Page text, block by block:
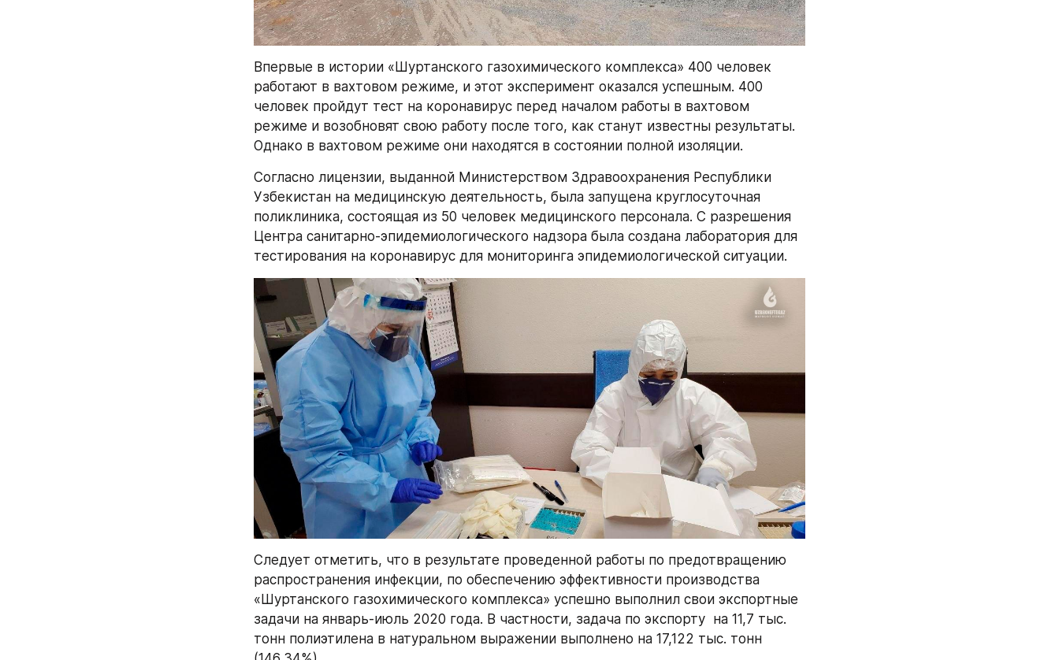
Впервые в истории «Шуртанского газохимического комплекса» 400 человек
работают в вахтовом режиме, и этот эксперимент оказался успешным. 400
человек пройдут тест на коронавирус перед началом работы в вахтовом
режиме и возобновят свою работу после того, как станут известны результаты.
Однако в вахтовом режиме они находятся в состоянии полной изоляции.
Согласно лицензии, выданной Министерством Здравоохранения Республики
Узбекистан на медицинскую деятельность, была запущена круглосуточная
поликлиника, состоящая из 50 человек медицинского персонала. С разрешения
Центра санитарно-эпидемиологического надзора была создана лаборатория для
тестирования на коронавирус для мониторинга эпидемиологической ситуации.
Следует отметить, что в результате проведенной работы по предотвращению
распространения инфекции, по обеспечению эффективности производства
«Шуртанского газохимического комплекса» успешно выполнил свои экспортные
задачи на январь-июль 2020 года. В частности, задача по экспорту  на 11,7 тыс.
тонн полиэтилена в натуральном выражении выполнено на 17,122 тыс. тонн